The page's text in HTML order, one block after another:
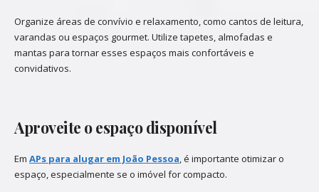
Organize áreas de convívio e relaxamento, como cantos de leitura,
varandas ou espaços gourmet. Utilize tapetes, almofadas e
mantas para tornar esses espaços mais confortáveis e
convidativos.
Aproveite o espaço disponível
Em APs para alugar em João Pessoa, é importante otimizar o
espaço, especialmente se o imóvel for compacto.